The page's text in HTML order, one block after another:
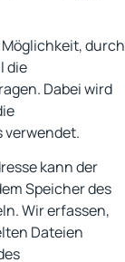
durch
die
Dabei wird
verwendet.
kann der
Speicher des
Wir erfassen,
Dateien